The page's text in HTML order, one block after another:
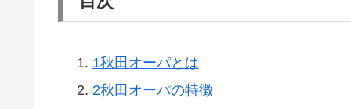
1秋田オーパとは
2秋田オーパの特徴